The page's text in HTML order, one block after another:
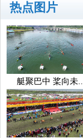
热点图片
艇聚巴中 桨向未..